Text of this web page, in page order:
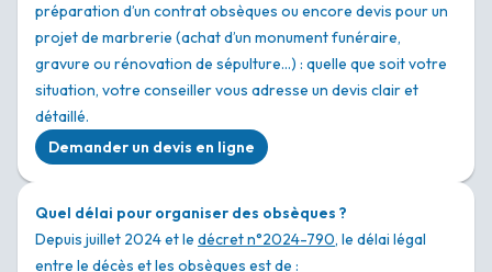
préparation d’un contrat obsèques ou encore devis pour un
projet de marbrerie (achat d’un monument funéraire,
gravure ou rénovation de sépulture…) : quelle que soit votre
situation, votre conseiller vous adresse un devis clair et
détaillé.
Demander un devis en ligne
Quel délai pour organiser des obsèques ?
Depuis juillet 2024 et le décret n°2024-790, le délai légal
entre le décès et les obsèques est de :